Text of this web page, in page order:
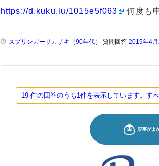
https://d.kuku.lu/1015e5f063
何度も
スプリンガーサカザキ（90年代） 質問回答 2019年4月
19 件の回答のうち1件を表示しています。す